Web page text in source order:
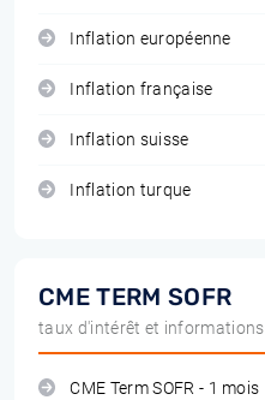
Inflation européenne
Inflation française
Inflation suisse
Inflation turque
CME TERM SOFR
taux d'intérêt et informations
CME Term SOFR - 1 mois